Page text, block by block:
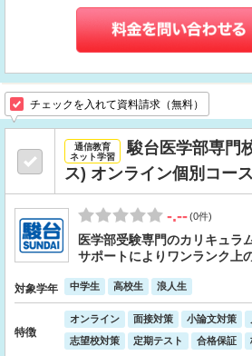
チェックを入れて資料請求（無料）
通信教育
ネット学習
駿台医学部専門
ス) オンライン個別コース
-.--(0件)
医学部受験専門のカリキュラ
サポートによりワンランク上
対象学年 中学生 高校生 浪人生
特徴
オンライン 面接対策 小論文対策
志望校対策
定期テスト 合格保証